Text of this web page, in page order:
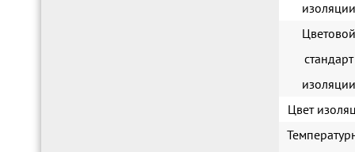
изоляции
Цветовой
стандарт
изоляции
Цвет